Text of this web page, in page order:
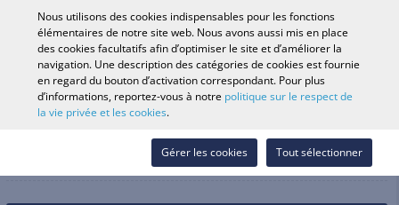
Recherche par véhicule
Rechercher dans
le magasin
Se
Catégories
Suspension
Nous utilisons des cookies indispensables pour les fonctions
élémentaires de notre site web. Nous avons aussi mis en place
des cookies facultatifs afin d’optimiser le site et d’améliorer la
navigation. Une description des catégories de cookies est fournie
en regard du bouton d’activation correspondant. Pour plus
d’informations, reportez-vous à notre politique sur le respect de
la vie privée et les cookies.
Tout sélectionner
Gérer les cookies